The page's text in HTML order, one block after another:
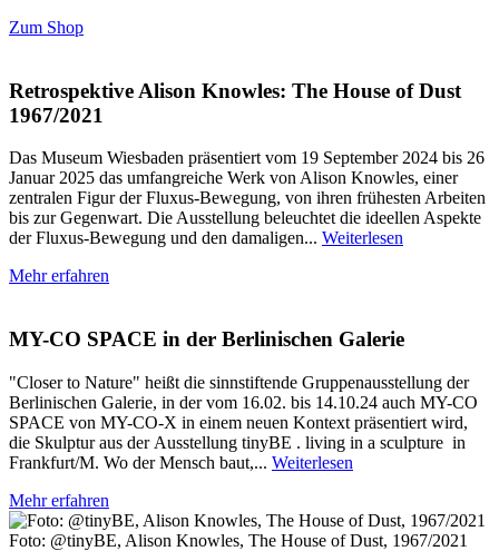
Zum Shop
Retrospektive Alison Knowles: The House of Dust
1967/2021
Das Museum Wiesbaden präsentiert vom 19 September 2024 bis 26
Januar 2025 das umfangreiche Werk von Alison Knowles, einer
zentralen Figur der Fluxus-Bewegung, von ihren frühesten Arbeiten
bis zur Gegenwart. Die Ausstellung beleuchtet die ideellen Aspekte
der Fluxus-Bewegung und den damaligen... Weiterlesen
Mehr erfahren
MY-CO SPACE in der Berlinischen Galerie
"Closer to Nature" heißt die sinnstiftende Gruppenausstellung der
Berlinischen Galerie, in der vom 16.02. bis 14.10.24 auch MY-CO
SPACE von MY-CO-X in einem neuen Kontext präsentiert wird,
die Skulptur aus der Ausstellung tinyBE . living in a sculpture in
Frankfurt/M. Wo der Mensch baut,... Weiterlesen
Mehr erfahren
Foto: @tinyBE, Alison Knowles, The House of Dust, 1967/2021